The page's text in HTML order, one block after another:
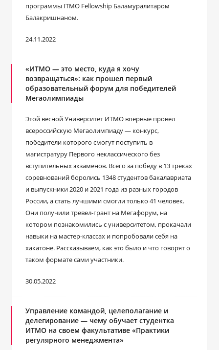
программы ITMO Fellowship Баламуралитаром
Балакришнаном.
24.11.2022
«ИТМО — это место, куда я хочу
возвращаться»: как прошел первый
образовательный форум для победителей
Мегаолимпиады
Этой весной Университет ИТМО впервые провел
всероссийскую Мегаолимпиаду — конкурс,
победители которого смогут поступить в
магистратуру Первого неклассического без
вступительных экзаменов. Всего за победу в 13 треках
соревнований боролись 1348 студентов бакалавриата
и выпускники 2020 и 2021 года из разных городов
России, а стать лучшими смогли только 41 человек.
Они получили тревел-грант на Мегафорум, на
котором познакомились с университетом, прокачали
навыки на мастер-классах и попробовали себя на
хакатоне. Рассказываем, как это было и что говорят о
таком формате сами участники.
30.05.2022
Управление командой, целеполагание и
делегирование — чему обучает студентка
ИТМО на своем факультативе «Практики
регулярного менеджмента»